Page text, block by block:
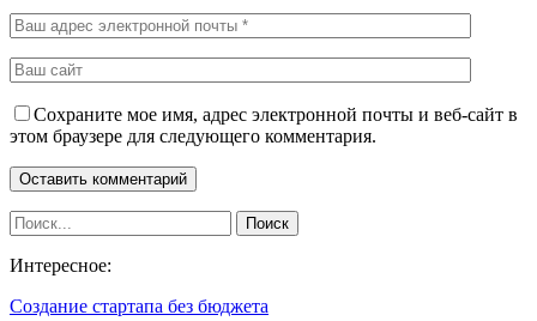
Сохраните мое имя, адрес электронной почты и веб-сайт в
этом браузере для следующего комментария.
Интересное:
Создание стартапа без бюджета